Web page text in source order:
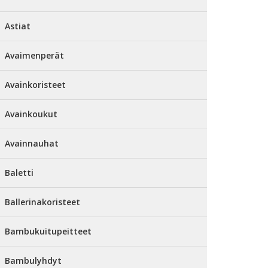
Astiat
Avaimenperät
Avainkoristeet
Avainkoukut
Avainnauhat
Baletti
Ballerinakoristeet
Bambukuitupeitteet
Bambulyhdyt